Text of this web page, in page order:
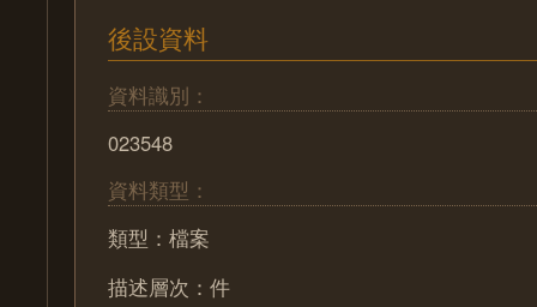
後設資料
資料識別：
023548
資料類型：
類型：檔案
描述層次：件